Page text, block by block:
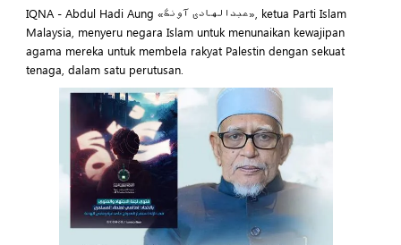
IQNA - Abdul Hadi Aung «عبدالهادی آونگ», ketua Parti Islam
Malaysia, menyeru negara Islam untuk menunaikan kewajipan
agama mereka untuk membela rakyat Palestin dengan sekuat
tenaga, dalam satu perutusan.